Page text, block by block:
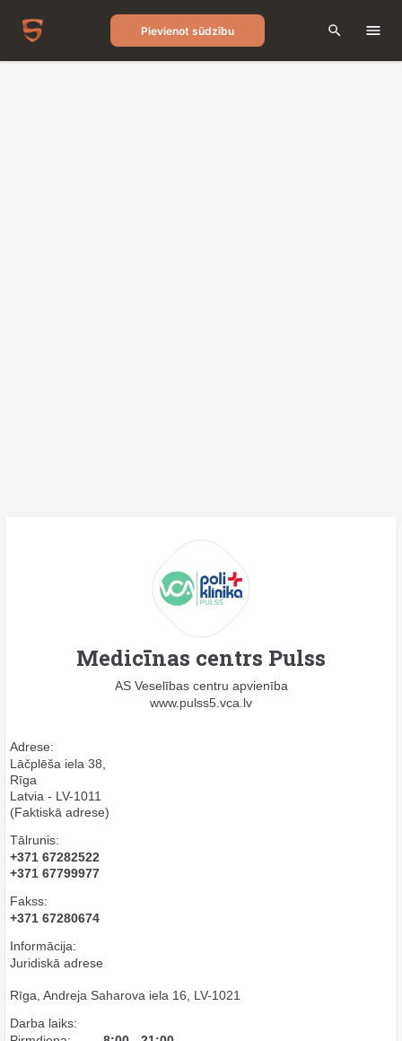
Pievienot sūdzību
Medicīnas centrs Pulss
AS Veselības centru apvienība
www.pulss5.vca.lv
Adrese:
Lāčplēša iela 38,
Rīga
Latvia - LV-1011
(Faktiskā adrese)
Tālrunis:
+371 67282522
+371 67799977
Fakss:
+371 67280674
Informācija:
Juridiskā adrese
Rīga, Andreja Saharova iela 16, LV-1021
Darba laiks: